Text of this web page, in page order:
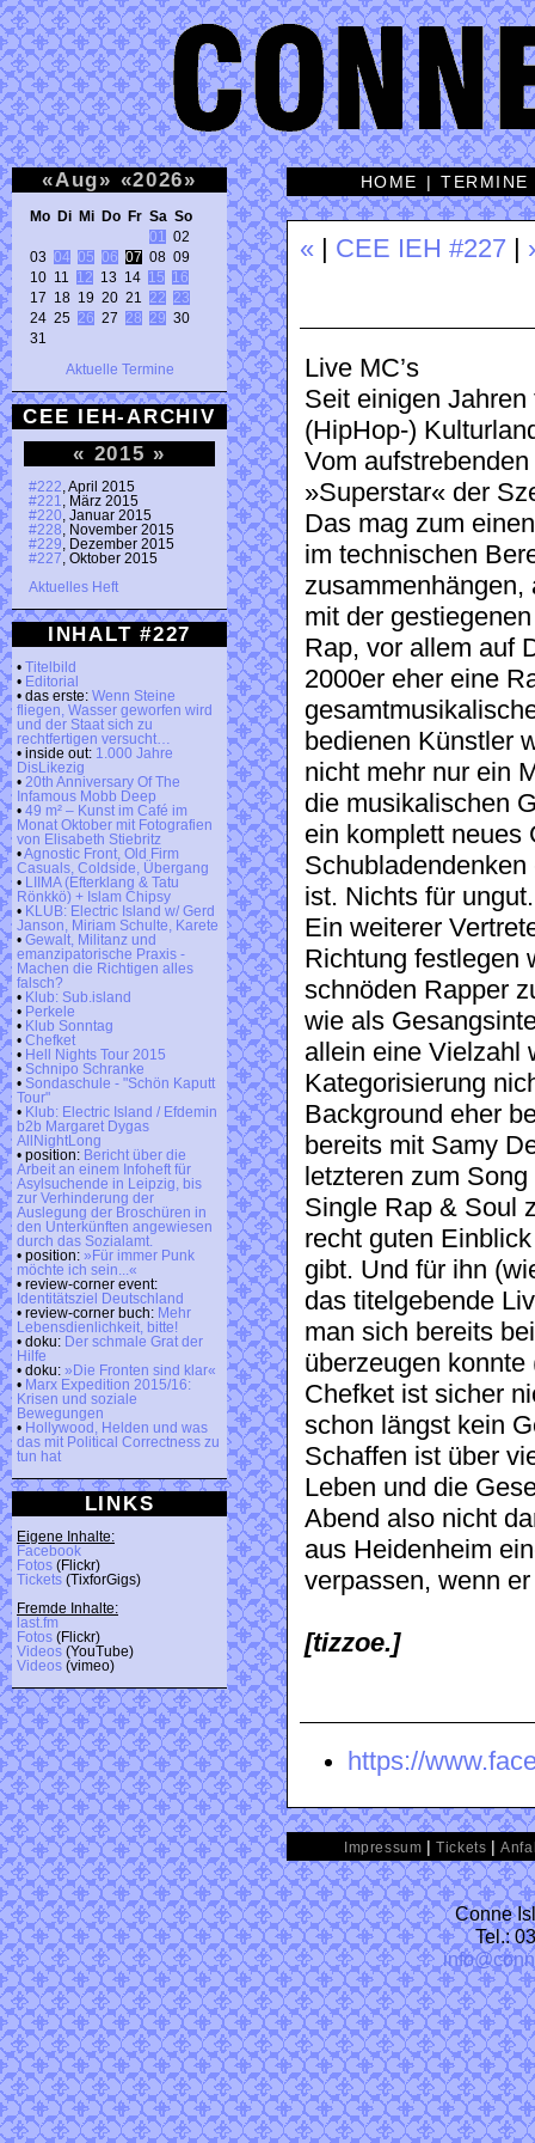
«Aug» «2026»
Mo Di Mi Do Fr Sa So
01
02
03 04 05 06 07 08 09
10 11 12 13 14 15
16
17 18 19 20 21 22
23
24 25 26 27 28 29 30
31
Aktuelle Termine
CEE IEH-ARCHIV
« 2015 »
#222 , April 2015
#221
, März 2015
#220 , Januar 2015
#228 , November 2015
#229 , Dezember 2015
#227 , Oktober 2015
Aktuelles Heft
INHALT #227
• Titelbild
• Editorial
• das erste: Wenn Steine
fliegen, Wasser geworfen wird
und der Staat sich zu
rechtfertigen versucht…
• inside out: 1.000 Jahre
DisLikezig
• 20th Anniversary Of The
Infamous Mobb Deep
• 49 m² – Kunst im Café im
Monat Oktober mit Fotografien
von Elisabeth Stiebritz
•Agnostic Front, Old Firm
Casuals, Coldside, Übergang
•
LIIMA (Efterklang & Tatu
Rönkkö) + Islam Chipsy
• KLUB: Electric Island w/ Gerd
Janson, Miriam Schulte, Karete
• Gewalt, Militanz und
emanzipatorische Praxis -
Machen die Richtigen alles
falsch?
• Klub: Sub.island
• Perkele
• Klub Sonntag
• Chefket
• Hell Nights Tour 2015
• Schnipo Schranke
• Sondaschule - "Schön Kaputt
Tour"
• Klub: Electric Island / Efdemin
b2b Margaret Dygas
AllNightLong
• position: Bericht über die
Arbeit an einem Infoheft für
Asylsuchende in Leipzig, bis
zur Verhinderung der
Auslegung der Broschüren in
den Unterkünften angewiesen
durch das Sozialamt.
• position: »Für immer Punk
möchte ich sein...«
• review-corner event:
Identitätsziel Deutschland
• review-corner buch: Mehr
Lebensdienlichkeit, bitte!
• doku: Der schmale Grat der
Hilfe
• doku: »Die Fronten sind klar«
• Marx Expedition 2015/16:
Krisen und soziale
Bewegungen
• Hollywood, Helden und was
das mit Political Correctness zu
tun hat
LINKS
Eigene Inhalte:
Facebook
Fotos (Flickr)
Tickets (TixforGigs)
Fremde Inhalte:
last.fm
Fotos (Flickr)
Videos (YouTube)
Videos (vimeo)
HOME |TERMINE
« CEE IEH #227
Live MC’s
Seit einigen
(HipHop-)
Vom
»Superstar« der
Das mag zum
im technischen
mit der
Rap, vor allem auf
2000er eher eine
bedienen Künstler
nicht mehr nur ein
die musikalischen
ein komplett neues
ist. Nichts für ungut.
Ein weiterer
Richtung festlegen
schnöden Rapper
wie als
allein eine Vielzahl
Kategorisierung
Background eher
bereits mit Samy
letzteren zum
Single Rap & Soul
recht guten
gibt. Und für ihn
das titelgebende
man sich bereits
überzeugen konnte
Chefket ist sicher
schon längst kein
Schaffen ist über
Leben und die
Abend also nicht
aus Heidenheim
verpassen, wenn
[tizzoe.]
https://
Impressum |Tickets |
Conne
Tel.: